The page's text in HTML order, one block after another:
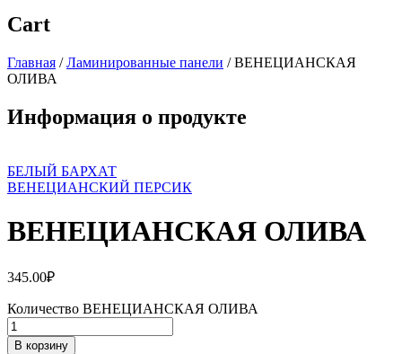
Cart
Главная / Ламинированные панели /ВЕНЕЦИАНСКАЯ
ОЛИВА
Информация о продукте
БЕЛЫЙ БАРХАТ
ВЕНЕЦИАНСКИЙ ПЕРСИК
ВЕНЕЦИАНСКАЯ ОЛИВА
345.00₽
Количество ВЕНЕЦИАНСКАЯ ОЛИВА
В корзину